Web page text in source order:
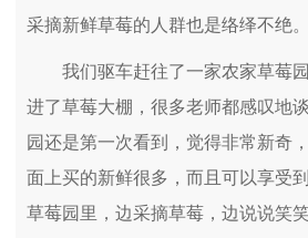
采摘新鲜草莓的人群也是络绎不绝。
我们驱车赶往了一家农家草莓
进了草莓大棚，很多老师都感叹地
园还是第一次看到，觉得非常新奇
面上买的新鲜很多，而且可以享受
草莓园里，边采摘草莓，边说说笑